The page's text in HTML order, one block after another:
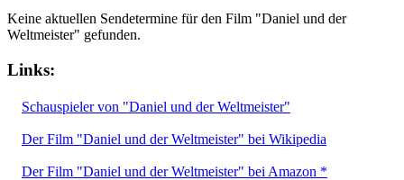
Keine aktuellen Sendetermine für den Film "Daniel und der
Weltmeister" gefunden.
Links:
Schauspieler von "Daniel und der Weltmeister"
Der Film "Daniel und der Weltmeister" bei Wikipedia
Der Film "Daniel und der Weltmeister" bei Amazon *